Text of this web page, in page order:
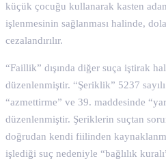
küçük çocuğu kullanarak kasten
işlenmesinin sağlanması halinde,
cezalandırılır.
“Faillik” dışında diğer suça iştirak
düzenlenmiştir. “Şeriklik” 5237
“azmettirme” ve 39. maddesinde
düzenlenmiştir. Şeriklerin suçtan
doğrudan kendi fiilinden
işlediği suç nedeniyle “bağlılık